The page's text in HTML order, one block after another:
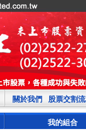
關於我們 股票交割
我的組合